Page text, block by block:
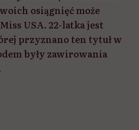
osiągnięć może
USA. 22-latka jest
przyznano ten tytuł w
były zawirowania